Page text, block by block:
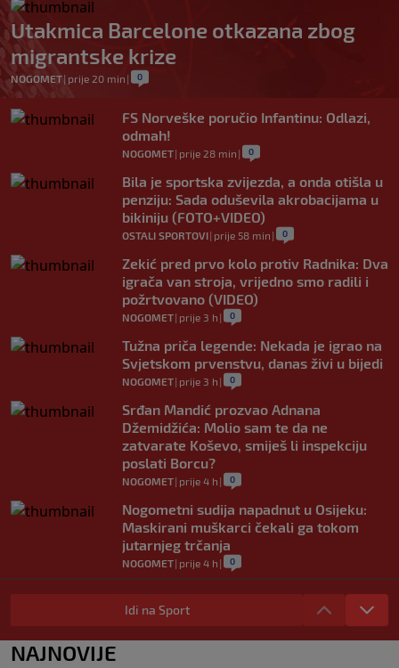
Utakmica Barcelone otkazana zbog
migrantske krize
NOGOMET| prije 20 min | 0
FS Norveške poručio Infantinu: Odlazi,
odmah!
NOGOMET| prije 28 min | 0
Bila je sportska zvijezda, a onda otišla u
penziju: Sada oduševila akrobacijama u
bikiniju (FOTO+VIDEO)
OSTALI SPORTOVI| prije 58 min | 0
Zekić pred prvo kolo protiv Radnika: Dva
igrača van stroja, vrijedno smo radili i
požrtvovano (VIDEO)
NOGOMET| prije 3 h | 0
Tužna priča legende: Nekada je igrao na
Svjetskom prvenstvu, danas živi u bijedi
NOGOMET| prije 3 h | 0
Srđan Mandić prozvao Adnana
Džemidžića: Molio sam te da ne
zatvarate Koševo, smiješ li inspekciju
poslati Borcu?
NOGOMET| prije 4 h | 0
Nogometni sudija napadnut u Osijeku:
Maskirani muškarci čekali ga tokom
jutarnjeg trčanja
NOGOMET| prije 4 h | 0
Horde zla poručile da neće ići u
Vrapčiće, a upravu FK Sarajevo okrivili
za neigranje na Koševu: "Ovakav odnos
nećemo tolerisati"
Idi na Sport
NAJNOVIJE